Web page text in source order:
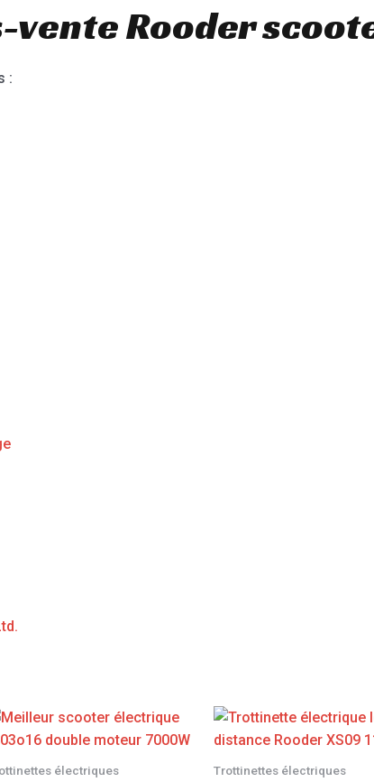
vente Rooder
:
électriques Trottinettes électriques